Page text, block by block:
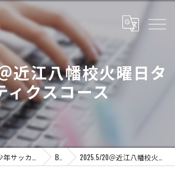
近江八幡校火曜日タ
ィクスコース
Blog 2025.5/20＠近江八幡校火曜日タクティクスコース